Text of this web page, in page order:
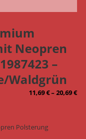
Neopren
–
Waldgrün
11,69€–20,69€
Polsterung